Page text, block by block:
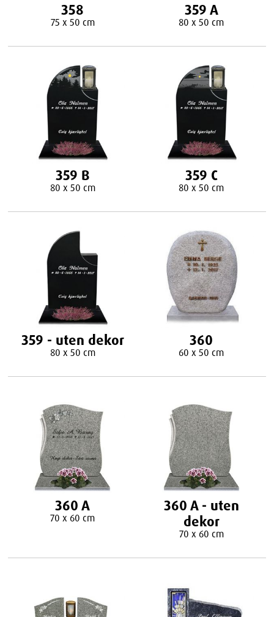
358
75 x 50 cm
359 A
80 x 50 cm
359 B
80 x 50 cm
359 C
80 x 50 cm
359 - uten dekor
80 x 50 cm
360
60 x 50 cm
360 A
70 x 60 cm
360 A - uten
dekor
70 x 60 cm